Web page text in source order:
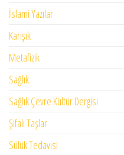
İslami Yazılar
Karışık
Metafizik
Sağlık
Sağlık Çevre Kültür Dergisi
Şifalı Taşlar
Sülük Tedavisi